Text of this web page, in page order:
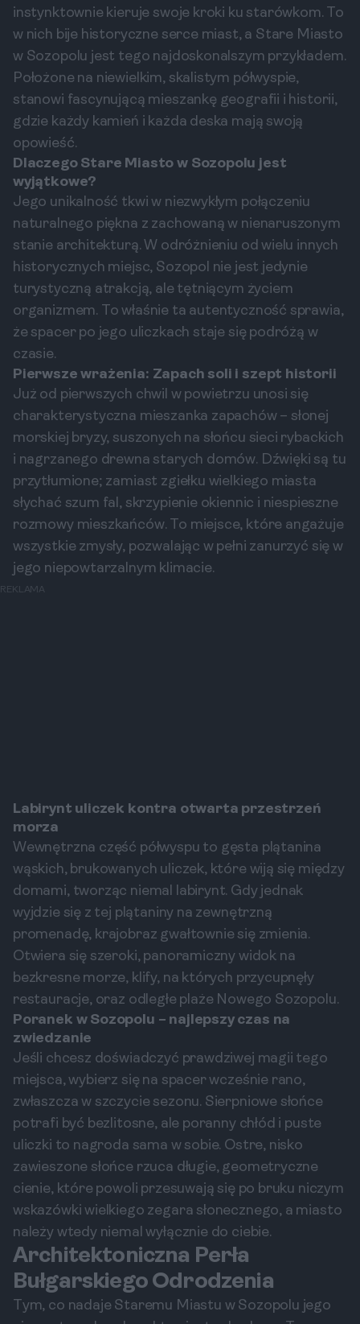
instynktownie kieruje swoje kroki ku starówkom. To
w nich bije historyczne serce miast, a Stare Miasto
w Sozopolu jest tego najdoskonalszym przykładem.
Położone na niewielkim, skalistym półwyspie,
stanowi fascynującą mieszankę geografii i historii,
gdzie każdy kamień i każda deska mają swoją
opowieść.
Dlaczego Stare Miasto w Sozopolu jest
wyjątkowe?
Jego unikalność tkwi w niezwykłym połączeniu
naturalnego piękna z zachowaną w nienaruszonym
stanie architekturą. W odróżnieniu od wielu innych
historycznych miejsc, Sozopol nie jest jedynie
turystyczną atrakcją, ale tętniącym życiem
organizmem. To właśnie ta autentyczność sprawia,
że spacer po jego uliczkach staje się podróżą w
czasie.
Pierwsze wrażenia: Zapach soli i szept historii
Już od pierwszych chwil w powietrzu unosi się
charakterystyczna mieszanka zapachów – słonej
morskiej bryzy, suszonych na słońcu sieci rybackich
i nagrzanego drewna starych domów. Dźwięki są tu
przytłumione; zamiast zgiełku wielkiego miasta
słychać szum fal, skrzypienie okiennic i niespieszne
rozmowy mieszkańców. To miejsce, które angażuje
wszystkie zmysły, pozwalając w pełni zanurzyć się w
jego niepowtarzalnym klimacie.
REKLAMA
Labirynt uliczek kontra otwarta przestrzeń
morza
Wewnętrzna część półwyspu to gęsta plątanina
wąskich, brukowanych uliczek, które wiją się między
domami, tworząc niemal labirynt. Gdy jednak
wyjdzie się z tej plątaniny na zewnętrzną
promenadę, krajobraz gwałtownie się zmienia.
Otwiera się szeroki, panoramiczny widok na
bezkresne morze, klify, na których przycupnęły
restauracje, oraz odległe plaże Nowego Sozopolu.
Poranek w Sozopolu – najlepszy czas na
zwiedzanie
Jeśli chcesz doświadczyć prawdziwej magii tego
miejsca, wybierz się na spacer wcześnie rano,
zwłaszcza w szczycie sezonu. Sierpniowe słońce
potrafi być bezlitosne, ale poranny chłód i puste
uliczki to nagroda sama w sobie. Ostre, nisko
zawieszone słońce rzuca długie, geometryczne
cienie, które powoli przesuwają się po bruku niczym
wskazówki wielkiego zegara słonecznego, a miasto
należy wtedy niemal wyłącznie do ciebie.
Architektoniczna Perła
Bułgarskiego Odrodzenia
Tym, co nadaje Staremu Miastu w Sozopolu jego